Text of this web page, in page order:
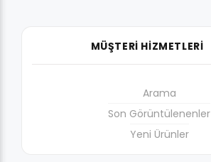
MÜŞTERİ HİZMETLERİ
Arama
Son Görüntülenenler
Yeni Ürünler